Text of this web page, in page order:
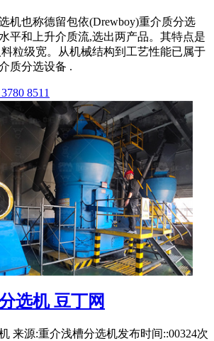
机也称德留包依(Drewboy)重介质分选
平和上升介质流,选出两产品。其特点是
粒级宽。从机械结构到工艺性能已属于
质分选设备 .
8511
选机 豆丁网
来源:重介浅槽分选机发布时间::00324次